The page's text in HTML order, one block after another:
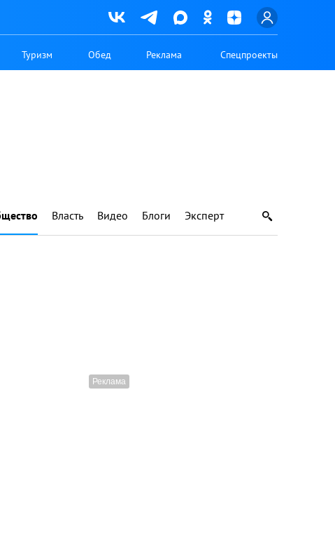
Туризм Обед Реклама Спецпроекты
Власть Видео Блоги Эксперт